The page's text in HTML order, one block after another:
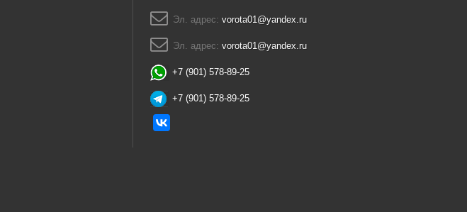
Эл. адрес: vorota01@yandex.ru
Эл. адрес: vorota01@yandex.ru
+7 (901) 578-89-25
+7 (901) 578-89-25